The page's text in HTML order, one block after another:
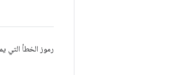
رموز الخطأ التي